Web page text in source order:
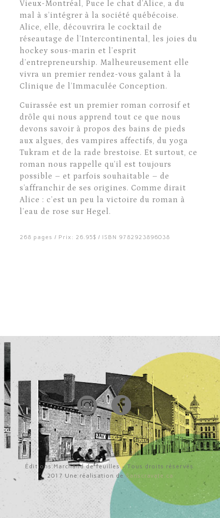
Vieux-Montréal, Puce le chat d’Alice, a du
mal à s’intégrer à la société québécoise.
Alice, elle, découvrira le cocktail de
réseautage de l’Intercontinental, les joies du
hockey sous-marin et l’esprit
d’entrepreneurship. Malheureusement elle
vivra un premier rendez-vous galant à la
Clinique de l’Immaculée Conception.
Cuirassée est un premier roman corrosif et
drôle qui nous apprend tout ce que nous
devons savoir à propos des bains de pieds
aux algues, des vampires affectifs, du yoga
Tukram et de la rade brestoise. Et surtout, ce
roman nous rappelle qu’il est toujours
possible – et parfois souhaitable – de
s’affranchir de ses origines. Comme dirait
Alice : c’est un peu la victoire du roman à
l’eau de rose sur Hegel.
268 pages / Prix: 26.95$ / ISBN 9782923896038
Éditions Marchand de feuilles - Tous droits réservés.
2017 Une réalisation deSanscravate.ca